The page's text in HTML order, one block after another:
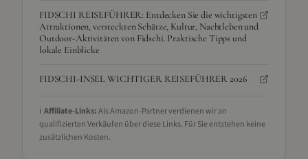
FIDSCHI REISEFÜHRER: Entdecken Sie die wichtigsten
Attraktionen, versteckten Schätze, Kultur, Nachtleben und
Outdoor-Aktivitäten von Fidschi. Praktische Tipps und
lokale Einblicke
FIDSCHI-INSEL WICHTIGER REISEFÜHRER 2026
ℹ️ Affiliate-Links:Als Amazon-Partner verdienen wir an
qualifizierten Verkäufen über diese Links. Für Sie entstehen keine
zusätzlichen Kosten.